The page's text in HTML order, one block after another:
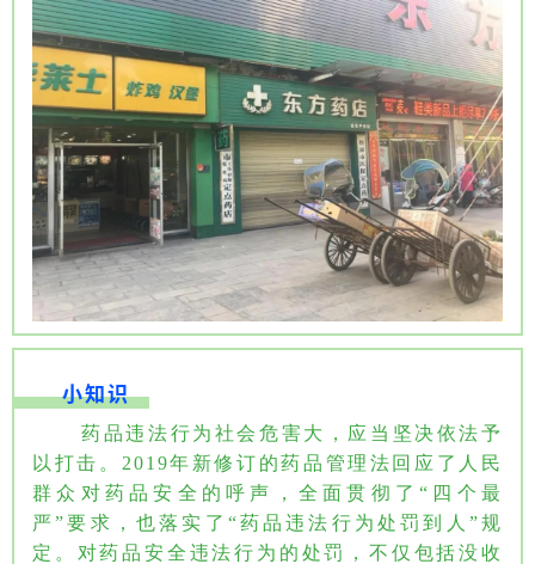
小知识
药品违法行为社会危害大，应当坚决依法予
以打击。2019年新修订的药品管理法回应了人民
群众对药品安全的呼声，全面贯彻了“四个最
严”要求，也落实了“药品违法行为处罚到人”规
定。对药品安全违法行为的处罚，不仅包括没收